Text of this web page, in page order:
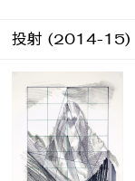
投射 (2014-15)